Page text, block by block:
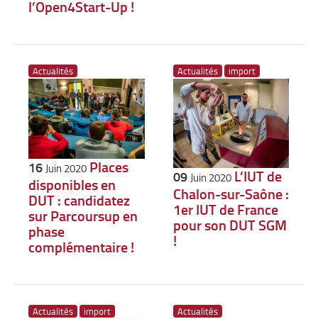
l’Open4Start-Up !
Actualités
16 Juin 2020 Places
disponibles en
DUT : candidatez
sur Parcoursup en
phase
complémentaire !
Actualités import
09 Juin 2020 L’IUT de
Chalon-sur-Saône :
1er IUT de France
pour son DUT SGM
!
Actualités import Actualités